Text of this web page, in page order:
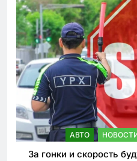
АВТО
За гонки и скорость